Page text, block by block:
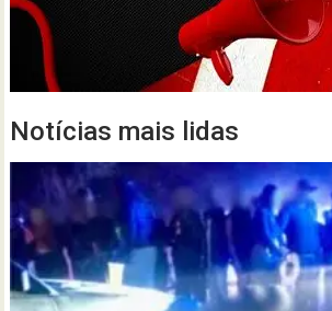
Notícias mais lidas